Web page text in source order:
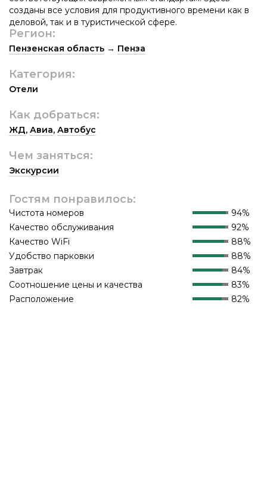
созданы все условия для продуктивного времени как в
деловой, так и в туристической сфере.
Регион:
Пензенская область → Пенза
Категория:
Отели
Как добраться:
ЖД, Авиа, Автобус
Чем заняться:
Экскурсии
Гостям понравилось:
Чистота номеров
94%
Качество обслуживания
92%
Качество WiFi
88%
Удобство парковки
88%
Завтрак
84%
Соотношение цены и качества
83%
Расположение
82%